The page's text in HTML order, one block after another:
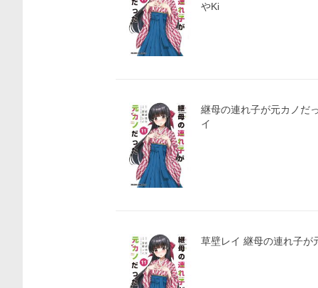
やKi
継母の連れ子が元カノだ
イ
草壁レイ 継母の連れ子が